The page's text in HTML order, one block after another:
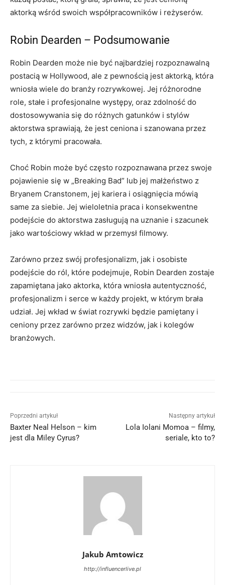
aktorką wśród swoich współpracowników i reżyserów.
Robin Dearden – Podsumowanie
Robin Dearden może nie być najbardziej rozpoznawalną
postacią w Hollywood, ale z pewnością jest aktorką, która
wniosła wiele do branży rozrywkowej. Jej różnorodne
role, stałe i profesjonalne występy, oraz zdolność do
dostosowywania się do różnych gatunków i stylów
aktorstwa sprawiają, że jest ceniona i szanowana przez
tych, z którymi pracowała.
Choć Robin może być często rozpoznawana przez swoje
pojawienie się w „Breaking Bad” lub jej małżeństwo z
Bryanem Cranstonem, jej kariera i osiągnięcia mówią
same za siebie. Jej wieloletnia praca i konsekwentne
podejście do aktorstwa zasługują na uznanie i szacunek
jako wartościowy wkład w przemysł filmowy.
Zarówno przez swój profesjonalizm, jak i osobiste
podejście do ról, które podejmuje, Robin Dearden zostaje
zapamiętana jako aktorka, która wniosła autentyczność,
profesjonalizm i serce w każdy projekt, w którym brała
udział. Jej wkład w świat rozrywki będzie pamiętany i
ceniony przez zarówno przez widzów, jak i kolegów
branżowych.
Poprzedni artykuł
Baxter Neal Helson – kim
jest dla Miley Cyrus?
Następny artykuł
Lola Iolani Momoa – filmy,
seriale, kto to?
Jakub Amtowicz
http://influencerlive.pl